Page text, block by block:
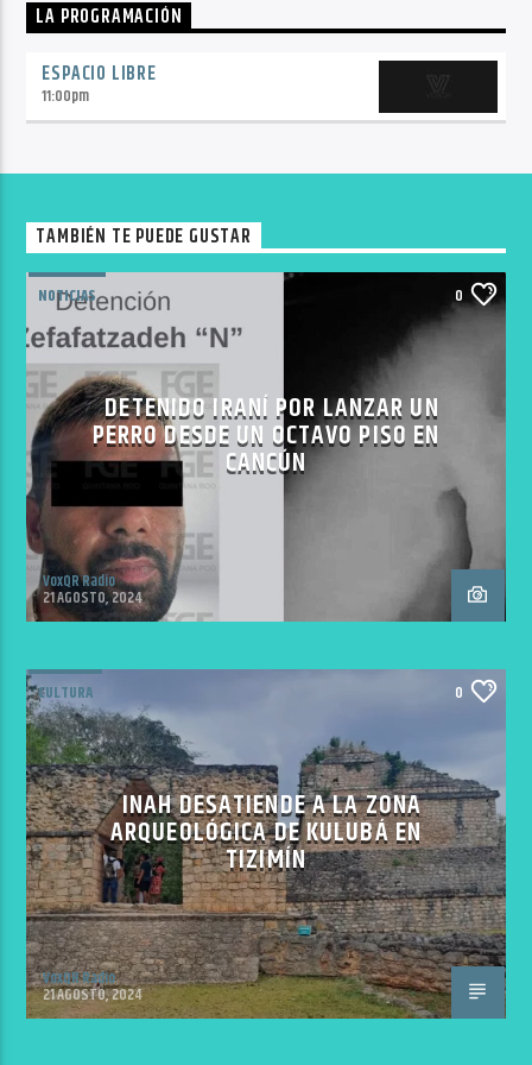
LA PROGRAMACIÓN
ESPACIO LIBRE
11:00pm
TAMBIÉN TE PUEDE GUSTAR
NOTICIAS 0
DETENIDO IRANÍ POR LANZAR UN
PERRO DESDE UN OCTAVO PISO EN
CANCÚN
VoxQR Radio
21 AGOSTO, 2024
CULTURA 0
INAH DESATIENDE A LA ZONA
ARQUEOLÓGICA DE KULUBÁ EN
TIZIMÍN
VoxQR Radio
21 AGOSTO, 2024